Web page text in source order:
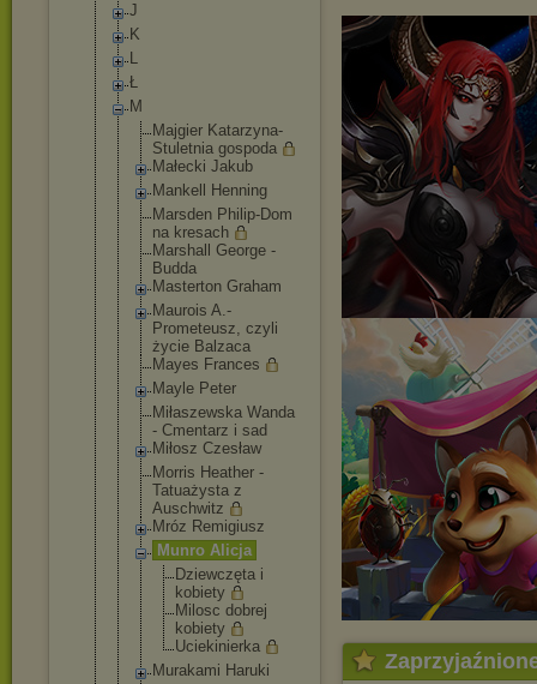
J
K
L
Ł
M
Majgier Katarzyna-
Stuletnia gospoda
Małecki Jakub
Mankell Henning
Marsden Philip-Dom
na kresach
Marshall George -
Budda
Masterton Graham
Maurois A.-
Prometeusz, czyli
życie Balzaca
Mayes Frances
Mayle Peter
Miłaszewska Wanda
- Cmentarz i sad
Miłosz Czesław
Morris Heather -
Tatuażysta z
Auschwitz
Mróz Remigiusz
Munro Alicja
Dziewczęta i
kobiety
Milosc dobrej
kobiety
Uciekinierka
Murakami Haruki